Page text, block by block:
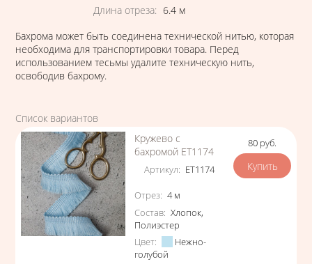
Длина отреза: 6.4 м
Бахрома может быть соединена технической нитью, которая
необходима для транспортировки товара. Перед
использованием тесьмы удалите техническую нить,
освободив бахрому.
Список вариантов
Кружево с
бахромой ЕТ1174
Артикул: ЕТ1174
Характеристики
Отрез: 4 м
Состав: Хлопок,
Полиэстер
Цвет:
Нежно-
голубой
Цена
80 руб.